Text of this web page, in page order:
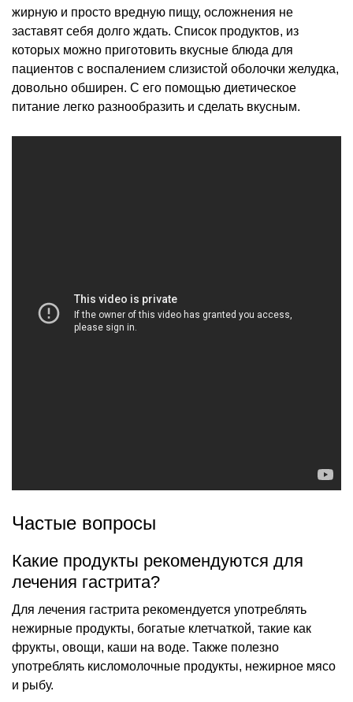
жирную и просто вредную пищу, осложнения не
заставят себя долго ждать. Список продуктов, из
которых можно приготовить вкусные блюда для
пациентов с воспалением слизистой оболочки желудка,
довольно обширен. С его помощью диетическое
питание легко разнообразить и сделать вкусным.
Частые вопросы
Какие продукты рекомендуются для
лечения гастрита?
Для лечения гастрита рекомендуется употреблять
нежирные продукты, богатые клетчаткой, такие как
фрукты, овощи, каши на воде. Также полезно
употреблять кисломолочные продукты, нежирное мясо
и рыбу.